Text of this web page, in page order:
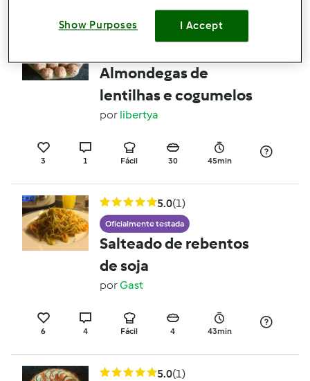
(2)
Almondegas de
lentilhas e cogumelos
por libertya
3 1 Fácil 30 45min
5.0(1)
Oficialmente testada
Salteado de rebentos
de soja
porGast
6 4 Fácil 4 43min
5.0(1)
Show Purposes I Accept